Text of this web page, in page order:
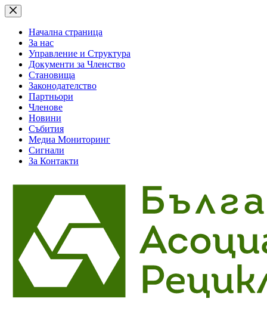
Skip
to
contentНачална страница
За нас
Управление и Структура
Документи за Членство
Становища
Законодателство
Партньори
Членове
Новини
Събития
Медиа Мониторинг
Сигнали
За Контакти